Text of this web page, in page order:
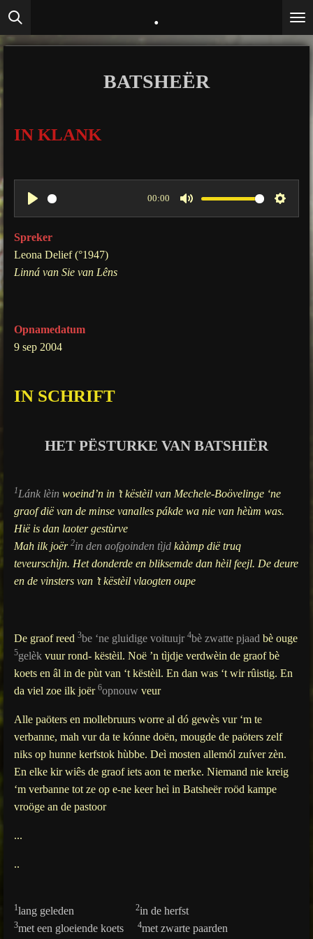
Ga
direct
naar
.
BATSHEËR
IN KLANK
P
l
a
y
00:00
M
S
Spreker
Leona Delief (°1947)
Linná van Sie van Lêns
Opnamedatum
9 sep 2004
IN SCHRIFT
HET PËSTURKE VAN BATSHIËR
1Lánk lèin woeind’n in ’t këstèil van Mechele-Boövelinge ‘ne
graof dië van de minse vanalles pákde wa nie van hèùm was.
Hië is dan laoter gestùrve
Mah ilk joër 2in den aofgoinden tìjd kààmp dië truq
teveurschìjn. Het donderde en bliksemde dan hèil feejl. De deure
en de vinsters van ’t këstèil vlaogten oupe
De graof reed 3be ‘ne gluidige voituujr 4bè zwatte pjaad bè ouge
5gelèk vuur rond- këstèil. Noë ’n tìjdje verdwèin de graof bè
koets en âl in de pùt van ‘t këstèil. En dan was ‘t wir rûistig. En
da viel zoe ilk joër 6opnouw veur
Alle paöters en mollebruurs worre al dó gewès vur ‘m te
verbanne, mah vur da te kónne doën, mougde de paöters zelf
niks op hunne kerfstok hùbbe. Deì mosten allemól zuíver zèn.
En elke kir wiês de graof iets aon te merke. Niemand nie kreig
‘m verbanne tot ze op e-ne keer heì in Batsheër roöd kampe
vroöge an de pastoor
...
..
1lang geleden 2in de herfst
3met een gloeiende koets 4met zwarte paarden